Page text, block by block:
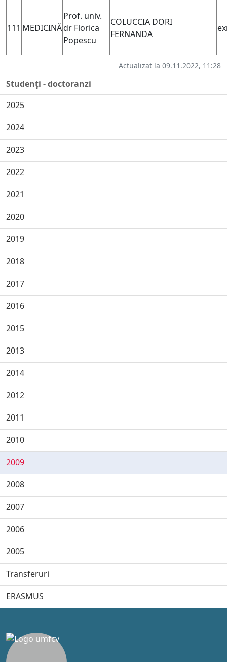
Studenţi - doctoranzi
2025
2024
2023
2022
2021
2020
2019
2018
2017
2016
2015
2013
2014
2012
2011
2010
2009
2008
2007
2006
2005
Transferuri
ERASMUS
111 MEDICINĂ
Prof. univ.
dr Florica
Popescu
COLUCCIA DORI
FERNANDA
Actualizat la 09.11.2022, 11:28